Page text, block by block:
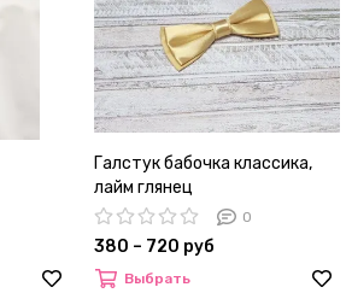
Галстук бабочка классика,
лайм глянец
0
380 – 720 руб
Выбрать